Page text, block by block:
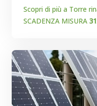
Scopri di più a Torre
SCADENZA MISURA